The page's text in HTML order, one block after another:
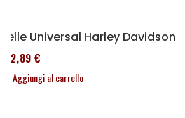
Selle Universal Harley Davidson
152,89 €
Aggiungi al carrello